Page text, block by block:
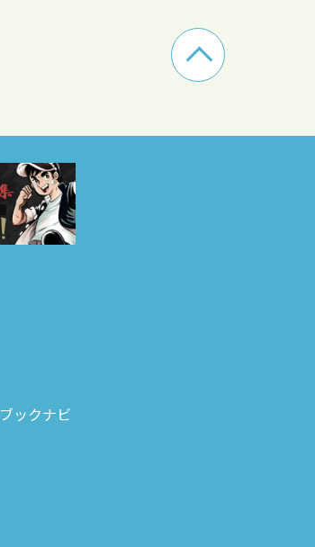
ブックナビ